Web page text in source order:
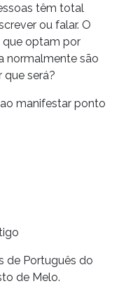
têm total
ou falar. O
que optam por
normalmente são
que será?
manifestar ponto
de Português do
de Melo.